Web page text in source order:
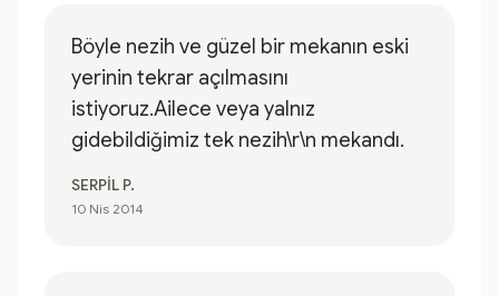
Böyle nezih ve güzel bir mekanın eski
yerinin tekrar açılmasını
istiyoruz.Ailece veya yalnız
gidebildiğimiz tek nezih\r\n mekandı.
SERPİL P.
10 Nis 2014